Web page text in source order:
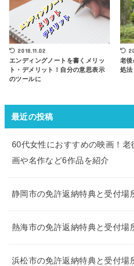
2018.11.02
エンディングノートを書くメリッ
ト・デメリット！自分の意思表示
のツールに
老
処法
最近の投稿
60代女性におすすめの映画！老
画や名作など6作品を紹介
静岡市の免許返納特典と受付場
熱海市の免許返納特典と受付場
浜松市の免許返納特典と受付場